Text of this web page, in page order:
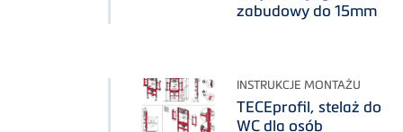
zabudowy do 15mm
INSTRUKCJE MONTAŻU
TECEprofil, stelaż do
WC dla osób